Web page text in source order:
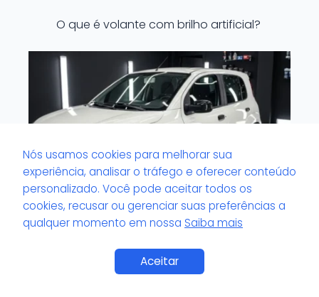
O que é volante com brilho artificial?
O que é viscosidade do pretinho de
pneu?
Nós usamos cookies para melhorar sua
experiência, analisar o tráfego e oferecer conteúdo
personalizado. Você pode aceitar todos os
cookies, recusar ou gerenciar suas preferências a
qualquer momento em nossa Saiba mais
AceitarSaiba Mais